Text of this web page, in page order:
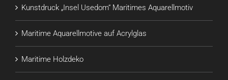
Kunstdruck „Insel Usedom“ Maritimes Aquarellmotiv
Maritime Aquarellmotive auf Acrylglas
Maritime Holzdeko